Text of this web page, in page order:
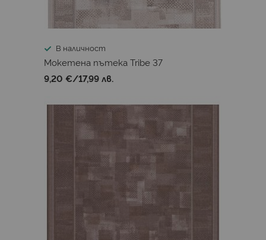
В наличност
Мокетена пътека Tribe 37
9,20 €/17,99 лв.